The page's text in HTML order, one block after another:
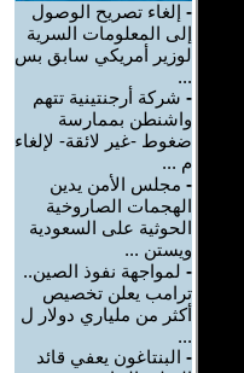
- إلغاء تصريح الوصول
إلى المعلومات السرية
لوزير أمريكي سابق بس
...
- شركة أرجنتينية تتهم
واشنطن بممارسة
ضغوط -غير لائقة- لإلغاء
م ...
- مجلس الأمن يدين
الهجمات الصاروخية
الحوثية على السعودية
ويستن ...
- لمواجهة نفوذ الصين..
ترامب يعلن تخصيص
أكثر من ملياري دولار ل
...
- البنتاغون يعفي قائد